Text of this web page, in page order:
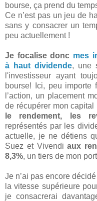
bourse, ça prend du
Ce n’est pas un jeu de
sans y consacrer un
peu actuellement !
Je focalise donc mes
à haut dividende, une
l'investisseur ayant
bourse! Ici, peu importe
l’action, un placement
de récupérer mon capital
le rendement, les
représentés par les
actuelle, je ne détiens
Suez et Vivendiaux
8,3%, un tiers de mon
Je n’ai pas encore
la vitesse supérieure
je consacrerai